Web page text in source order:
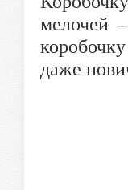
мелочей
даже